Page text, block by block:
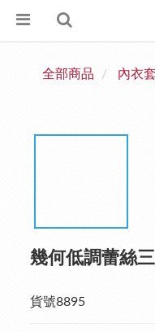
全部商品 內衣
幾何低調蕾絲
貨號8895